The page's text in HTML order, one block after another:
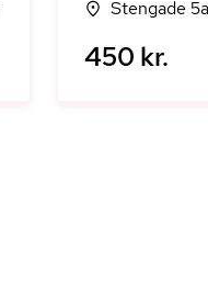
Stengade
450 kr.